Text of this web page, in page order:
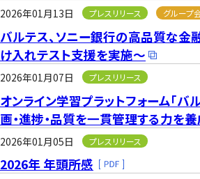
2026年01月13日 プレスリリース グループ
バルテス、ソニー銀行の高品質な金
け入れテスト支援を実施～
2026年01月07日 プレスリリース
オンライン学習プラットフォーム「
画・進捗・品質を一貫管理する力を
2026年01月05日 プレスリリース
2026年 年頭所感